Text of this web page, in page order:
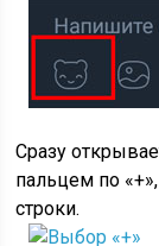
Сразу
пальцем по
строки.